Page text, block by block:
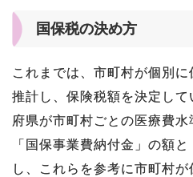
国保税の決め方
これまでは、市町村が個別
推計し、保険税額を決定し
府県が市町村ごとの医療費
「国保事業費納付金」の額
し、これらを参考に市町村が